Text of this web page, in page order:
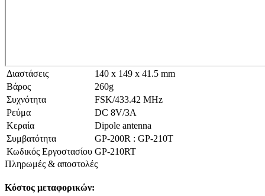
Διαστάσεις
140 x 149 x 41.5 mm
Βάρος
260g
Συχνότητα
FSK/433.42 MHz
Ρεύμα
DC 8V/3A
Κεραία
Dipole antenna
Συμβατότητα
GP-200R : GP-210T
Κωδικός Εργοστασίου GP-210RT
Πληρωμές & αποστολές
Κόστος μεταφορικών: